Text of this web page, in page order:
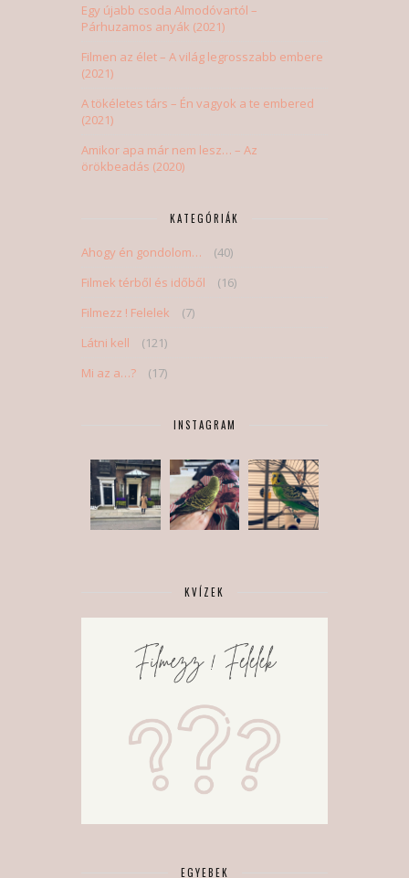
Egy újabb csoda Almodóvartól –
Párhuzamos anyák (2021)
Filmen az élet – A világ legrosszabb embere
(2021)
A tökéletes társ – Én vagyok a te embered
(2021)
Amikor apa már nem lesz… – Az
örökbeadás (2020)
KATEGÓRIÁK
Ahogy én gondolom…
(40)
Filmek térből és időből
(16)
Filmezz ! Felelek
(7)
Látni kell
(121)
Mi az a…?
(17)
INSTAGRAM
KVÍZEK
EGYEBEK